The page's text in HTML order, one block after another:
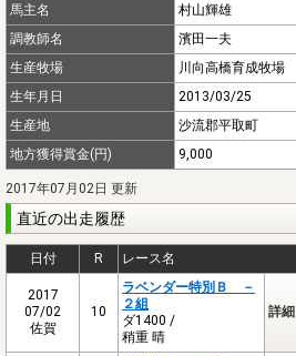
馬主名
村山輝雄
調教師名
濱田一夫
生産牧場
川向高橋育成牧場
生年月日
2013/03/25
生産地
沙流郡平取町
地方獲得賞金(円)
9,000
2017年07月02日 更新
直近の出走履歴
日付 R レース名
2017
07/02
佐賀
10
ラベンダー特別Ｂ －
２組
ダ1400 /
稍重 晴
詳細